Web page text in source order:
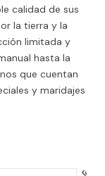
calidad de sus
la tierra y la
limitada y
hasta la
que cuentan
y maridajes